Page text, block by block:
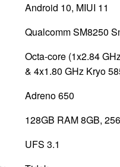
Android 10, MIUI 11
Qualcomm SM8250
Octa-core (1x2.84
& 4x1.80 GHz Kryo
Adreno 650
128GB RAM 8GB,
UFS 3.1